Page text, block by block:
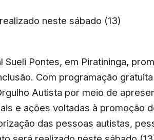
neste sábado (13)
Sueli Pontes, em Piratininga,
Com programação
Autista por meio de
e ações voltadas à promoção
das pessoas autistas,